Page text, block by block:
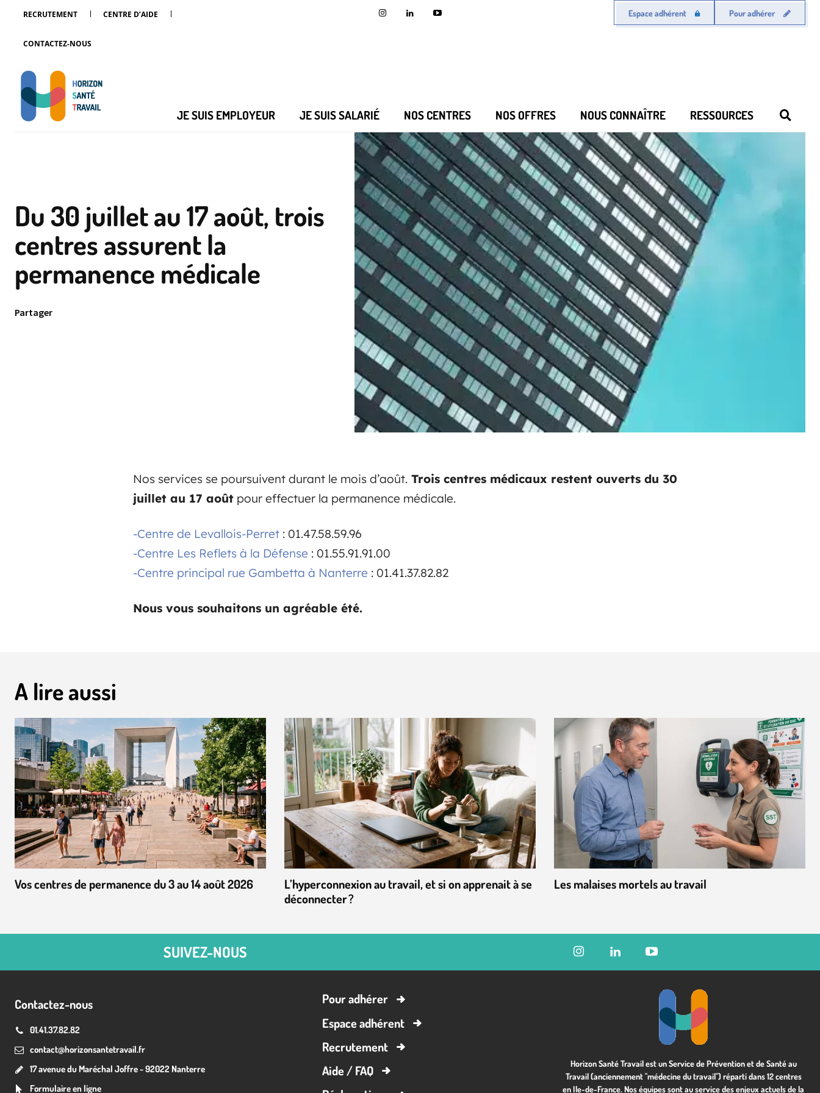
RECRUTEMENT CENTRE D’AIDE
CONTACTEZ-NOUS
Espace adhérent Pour adhérer
JE SUIS EMPLOYEUR JE SUIS SALARIÉ NOS CENTRES NOS OFFRES NOUS CONNAÎTRE RESSOURCES
Du 30 juillet au 17 août, trois
centres assurent la
permanence médicale
Partager
Nos services se poursuivent durant le mois d’août. Trois centres médicaux restent ouverts du 30
juillet au 17 août pour effectuer la permanence médicale.
-Centre de Levallois-Perret : 01.47.58.59.96
-Centre Les Reflets à la Défense : 01.55.91.91.00
-Centre principal rue Gambetta à Nanterre : 01.41.37.82.82
Nous vous souhaitons un agréable été.
A lire aussi
Vos centres de permanence du 3 au 14 août 2026
L’hyperconnexion au travail, et si on apprenait à se
déconnecter ?
Les malaises mortels au travail
SUIVEZ-NOUS
Contactez-nous
01.41.37.82.82
contact@horizonsantetravail.fr
17 avenue du Maréchal Joffre - 92022 Nanterre
Formulaire en ligne
Pour adhérer
Espace adhérent
Recrutement
Aide / FAQ
Horizon Santé Travail est un Service de Prévention et de Santé au
Travail (anciennement "médecine du travail") réparti dans 12 centres
en Ile-de-France. Nos équipes sont au service des enjeux actuels de la